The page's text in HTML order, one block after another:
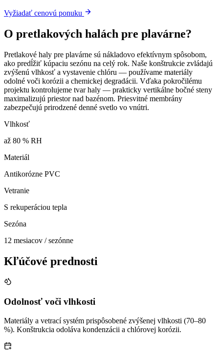
Vyžiadať cenovú ponuku
O pretlakových halách pre plavárne?
Pretlakové haly pre plavárne sú nákladovo efektívnym spôsobom,
ako predĺžiť kúpaciu sezónu na celý rok. Naše konštrukcie zvládajú
zvýšenú vlhkosť a vystavenie chlóru — používame materiály
odolné voči korózii a chemickej degradácii. Vďaka pokročilému
projektu kontrolujeme tvar haly — prakticky vertikálne bočné steny
maximalizujú priestor nad bazénom. Priesvitné membrány
zabezpečujú prirodzené denné svetlo vo vnútri.
Vlhkosť
až 80 % RH
Materiál
Antikorózne PVC
Vetranie
S rekuperáciou tepla
Sezóna
12 mesiacov / sezónne
Kľúčové prednosti
Odolnosť voči vlhkosti
Materiály a vetrací systém prispôsobené zvýšenej vlhkosti (70–80
%). Konštrukcia odoláva kondenzácii a chlórovej korózii.